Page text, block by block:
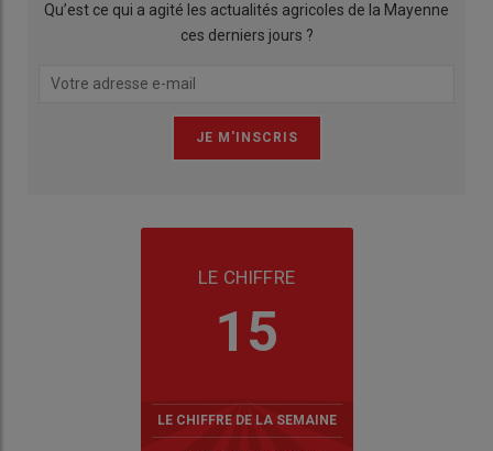
Qu’est ce qui a agité les actualités agricoles de la Mayenne
ces derniers jours ?
LE CHIFFRE
15
LE CHIFFRE DE LA SEMAINE